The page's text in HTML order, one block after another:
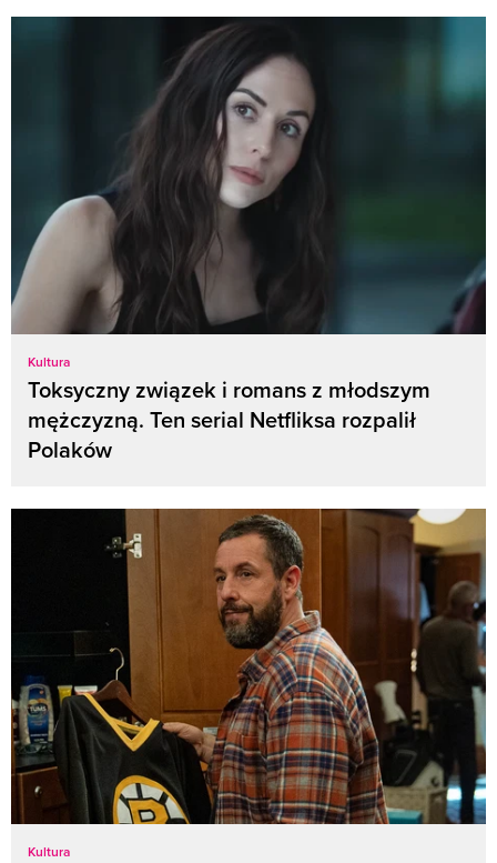
Kultura
Toksyczny związek i romans z młodszym
mężczyzną. Ten serial Netfliksa rozpalił
Polaków
Kultura